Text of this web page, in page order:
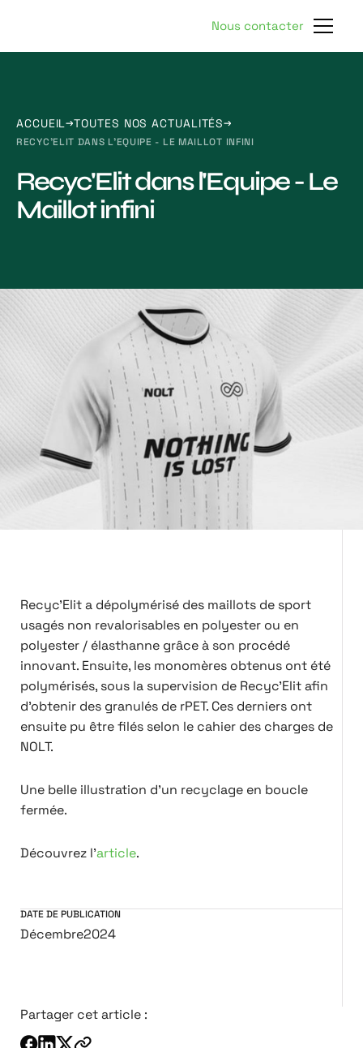
Nous contacter
ACCUEIL TOUTES NOS ACTUALITÉS
RECYC'ELIT DANS L'EQUIPE - LE MAILLOT INFINI
Recyc'Elit dans l'Equipe - Le
Maillot infini
Partager cet article :
Recyc'Elit a dépolymérisé des maillots de sport
usagés non revalorisables en polyester ou en
polyester / élasthanne grâce à son procédé
innovant. Ensuite, les monomères obtenus ont été
polymérisés, sous la supervision de Recyc'Elit afin
d'obtenir des granulés de rPET. Ces derniers ont
ensuite pu être filés selon le cahier des charges de
NOLT.
Une belle illustration d'un recyclage en boucle
fermée.
Découvrez l'article.
DATE DE PUBLICATION
Décembre2024